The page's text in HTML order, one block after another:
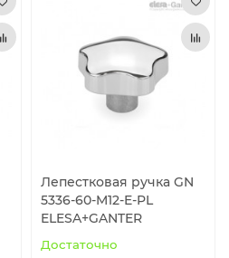
Лепестковая ручка GN
5336-60-M12-E-PL
ELESA+GANTER
Достаточно